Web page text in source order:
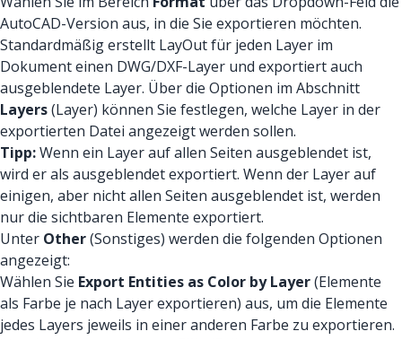
AutoCAD-Version aus, in die Sie exportieren möchten.
Standardmäßig erstellt LayOut für jeden Layer im
Dokument einen DWG/DXF-Layer und exportiert auch
ausgeblendete Layer. Über die Optionen im Abschnitt
Layers(Layer) können Sie festlegen, welche Layer in der
exportierten Datei angezeigt werden sollen.
Tipp:Wenn ein Layer auf allen Seiten ausgeblendet ist,
wird er als ausgeblendet exportiert. Wenn der Layer auf
einigen, aber nicht allen Seiten ausgeblendet ist, werden
nur die sichtbaren Elemente exportiert.
Unter Other(Sonstiges) werden die folgenden Optionen
angezeigt:
Wählen Sie Export Entities as Color by Layer(Elemente
als Farbe je nach Layer exportieren) aus, um die Elemente
jedes Layers jeweils in einer anderen Farbe zu exportieren.